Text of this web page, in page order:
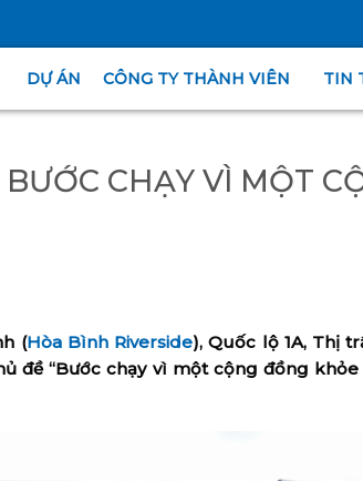
DỰ ÁN CÔNG TY THÀNH VIÊN TIN
CHẠY VÌ MỘT
(Hòa Bình Riverside), Quốc lộ 1A, Thị
đề “Bước chạy vì một cộng đồng khỏe